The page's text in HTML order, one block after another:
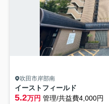
吹田市岸部南
イーストフィールド
5.2万円 管理/共益費4,000円